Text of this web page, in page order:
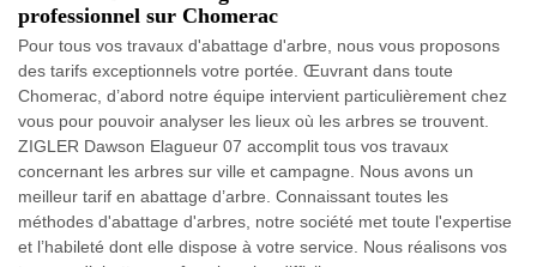
professionnel sur Chomerac
Pour tous vos travaux d'abattage d'arbre, nous vous proposons
des tarifs exceptionnels votre portée. Œuvrant dans toute
Chomerac, d’abord notre équipe intervient particulièrement chez
vous pour pouvoir analyser les lieux où les arbres se trouvent.
ZIGLER Dawson Elagueur 07 accomplit tous vos travaux
concernant les arbres sur ville et campagne. Nous avons un
meilleur tarif en abattage d’arbre. Connaissant toutes les
méthodes d'abattage d'arbres, notre société met toute l'expertise
et l’habileté dont elle dispose à votre service. Nous réalisons vos